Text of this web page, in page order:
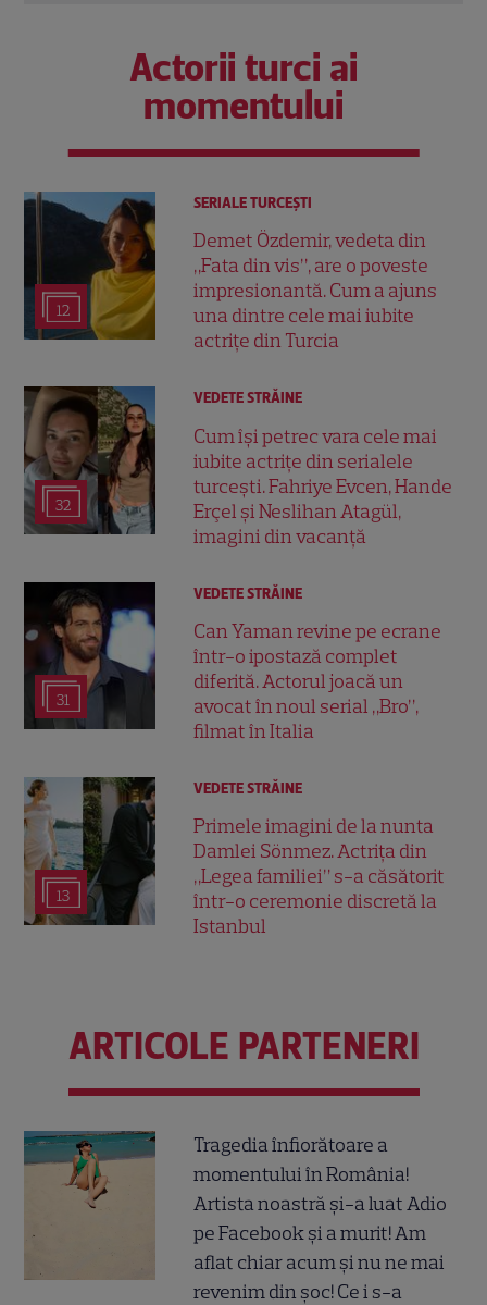
Actorii turci ai
momentului
12
SERIALE TURCEŞTI
Demet Özdemir, vedeta din
„Fata din vis”, are o poveste
impresionantă. Cum a ajuns
una dintre cele mai iubite
actrițe din Turcia
32
VEDETE STRĂINE
Cum își petrec vara cele mai
iubite actrițe din serialele
turcești. Fahriye Evcen, Hande
Erçel și Neslihan Atagül,
imagini din vacanță
31
VEDETE STRĂINE
Can Yaman revine pe ecrane
într-o ipostază complet
diferită. Actorul joacă un
avocat în noul serial „Bro”,
filmat în Italia
13
VEDETE STRĂINE
Primele imagini de la nunta
Damlei Sönmez. Actrița din
„Legea familiei” s-a căsătorit
într-o ceremonie discretă la
Istanbul
ARTICOLE PARTENERI
Tragedia înfiorătoare a
momentului în România!
Artista noastră și-a luat Adio
pe Facebook și a murit! Am
aflat chiar acum și nu ne mai
revenim din șoc! Ce i s-a